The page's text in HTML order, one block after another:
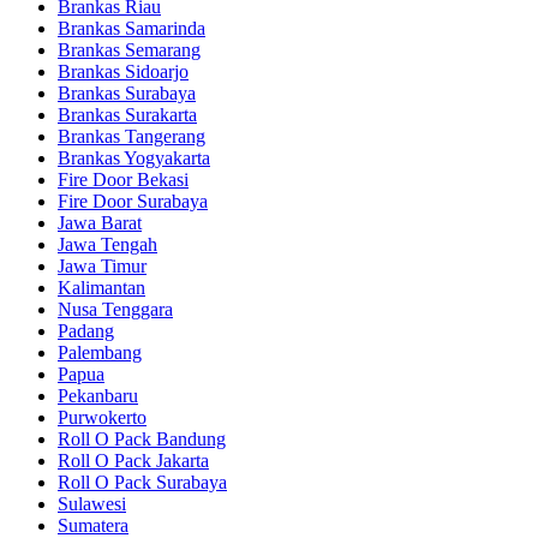
Brankas Riau
Brankas Samarinda
Brankas Semarang
Brankas Sidoarjo
Brankas Surabaya
Brankas Surakarta
Brankas Tangerang
Brankas Yogyakarta
Fire Door Bekasi
Fire Door Surabaya
Jawa Barat
Jawa Tengah
Jawa Timur
Kalimantan
Nusa Tenggara
Padang
Palembang
Papua
Pekanbaru
Purwokerto
Roll O Pack Bandung
Roll O Pack Jakarta
Roll O Pack Surabaya
Sulawesi
Sumatera